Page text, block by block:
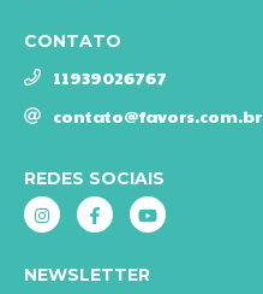
CONTATO
11939026767
contato@favors.com.br
REDES SOCIAIS
NEWSLETTER